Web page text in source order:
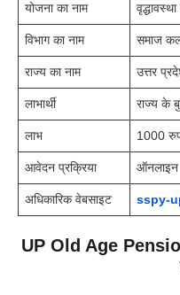
योजना का नाम
विभाग का नाम समाज
राज्य का नाम उत्तर
लाभार्थी राज्य के
लाभ 1000
आवेदन प्रक्रिया ऑनलाइन
अधिकारिक वेबसाइट sspy-
UP Old Age